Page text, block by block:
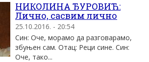
НИКОЛИНА ЂУРОВИЋ:
Лично, сасвим лично
25.10.2016. - 20:54
Син: Оче, морамо да разговарамо,
збуњен сам. Отац: Реци сине. Син:
Оче, тако...